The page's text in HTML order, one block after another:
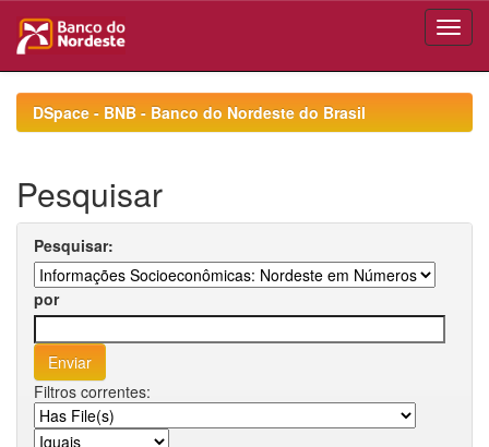
navigationDSpace - BNB - Banco do Nordeste do Brasil
Pesquisar
Pesquisar:
por
Filtros correntes: